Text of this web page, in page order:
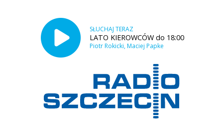
SŁUCHAJ TERAZ
LATO KIEROWCÓW do 18:00
Piotr Rokicki, Maciej Papke